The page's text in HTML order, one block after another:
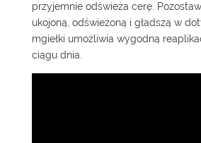
przyjemnie odświeża cerę.
ukojoną, odświeżoną i gładszą w
mgiełki umożliwia wygodną
ciągu dnia.